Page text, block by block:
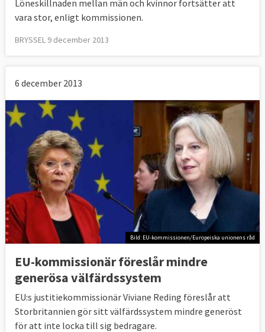
Löneskillnaden mellan män och kvinnor fortsätter att
vara stor, enligt kommissionen.
BRYSSEL 9 december 2013
6 december 2013
Bild: EU-kommissionen/Europeiska unionens råd
EU-kommissionär föreslår mindre
generösa välfärdssystem
EU:s justitiekommissionär Viviane Reding föreslår att
Storbritannien gör sitt välfärdssystem mindre generöst
för att inte locka till sig bedragare.